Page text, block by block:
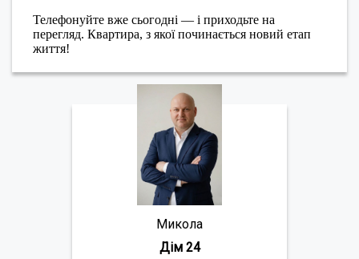
Телефонуйте вже сьогодні — і приходьте на
перегляд. Квартира, з якої починається новий етап
життя!
Микола
Дім 24